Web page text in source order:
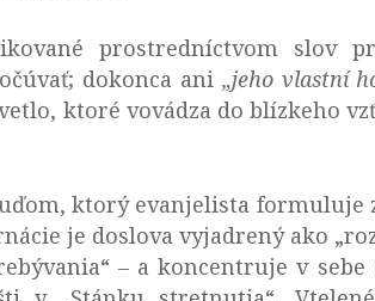
prostredníctvom slov
dokonca ani „jeho vlastní
ktoré vovádza do blízkeho
ktorý evanjelista formuluje
je doslova vyjadrený ako
– a koncentruje v sebe